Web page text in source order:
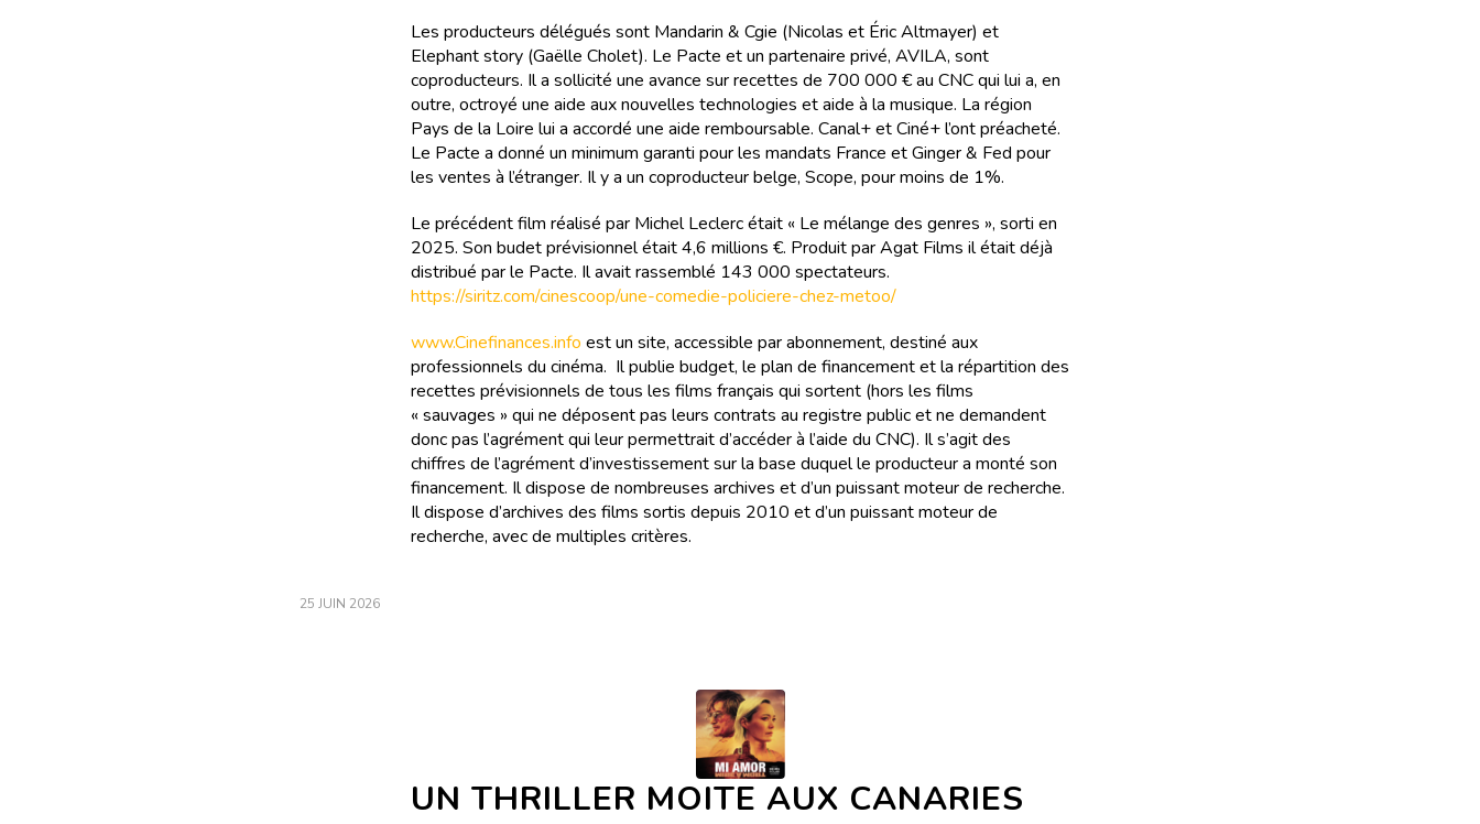
Les producteurs délégués sont Mandarin & Cgie (Nicolas et Éric Altmayer) et
Elephant story (Gaëlle Cholet). Le Pacte et un partenaire privé, AVILA, sont
coproducteurs. Il a sollicité une avance sur recettes de 700 000 € au CNC qui lui a, en
outre, octroyé une aide aux nouvelles technologies et aide à la musique. La région
Pays de la Loire lui a accordé une aide remboursable. Canal+ et Ciné+ l’ont préacheté.
Le Pacte a donné un minimum garanti pour les mandats France et Ginger & Fed pour
les ventes à l’étranger. Il y a un coproducteur belge, Scope, pour moins de 1%.
Le précédent film réalisé par Michel Leclerc était « Le mélange des genres », sorti en
2025. Son budet prévisionnel était 4,6 millions €. Produit par Agat Films il était déjà
distribué par le Pacte. Il avait rassemblé 143 000 spectateurs.
https://siritz.com/cinescoop/une-comedie-policiere-chez-metoo/
www.Cinefinances.info est un site, accessible par abonnement, destiné aux
professionnels du cinéma. Il publie budget, le plan de financement et la répartition des
recettes prévisionnels de tous les films français qui sortent (hors les films
« sauvages » qui ne déposent pas leurs contrats au registre public et ne demandent
donc pas l’agrément qui leur permettrait d’accéder à l’aide du CNC). Il s’agit des
chiffres de l’agrément d’investissement sur la base duquel le producteur a monté son
financement. Il dispose de nombreuses archives et d’un puissant moteur de recherche.
Il dispose d’archives des films sortis depuis 2010 et d’un puissant moteur de
recherche, avec de multiples critères.
25 JUIN 2026
UN THRILLER MOITE AUX CANARIES